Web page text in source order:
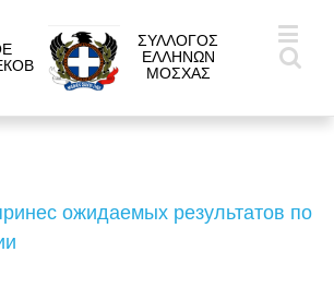
ΣΥΛΛΟΓΟΣ
ΕΛΛΗΝΩΝ
ΜΟΣΧΑΣ
ожидаемых результатов по